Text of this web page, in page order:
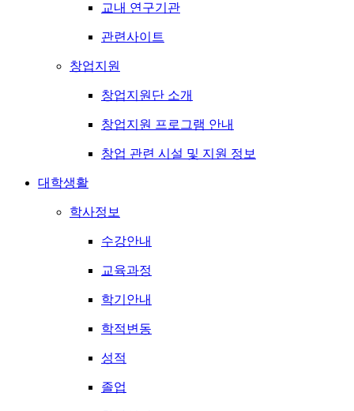
교내 연구기관
관련사이트
창업지원
창업지원단 소개
창업지원 프로그램 안내
창업 관련 시설 및 지원 정보
대학생활
학사정보
수강안내
교육과정
학기안내
학적변동
성적
졸업